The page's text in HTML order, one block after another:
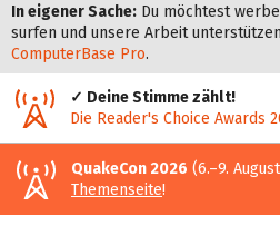
In eigener Sache: Du möchtest
surfen und unsere Arbeit
ComputerBase Pro.
✓ Deine Stimme zählt!
Die Reader's Choice Awards
QuakeCon 2026 (6.–9.
Themenseite!